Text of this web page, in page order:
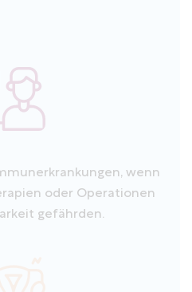
wenn
oder Operationen
gefährden.